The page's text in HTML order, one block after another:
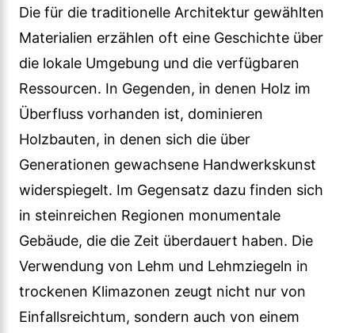
Die für die traditionelle Architektur gewählten
Materialien erzählen oft eine Geschichte über
die lokale Umgebung und die verfügbaren
Ressourcen. In Gegenden, in denen Holz im
Überfluss vorhanden ist, dominieren
Holzbauten, in denen sich die über
Generationen gewachsene Handwerkskunst
widerspiegelt. Im Gegensatz dazu finden sich
in steinreichen Regionen monumentale
Gebäude, die die Zeit überdauert haben. Die
Verwendung von Lehm und Lehmziegeln in
trockenen Klimazonen zeugt nicht nur von
Einfallsreichtum, sondern auch von einem